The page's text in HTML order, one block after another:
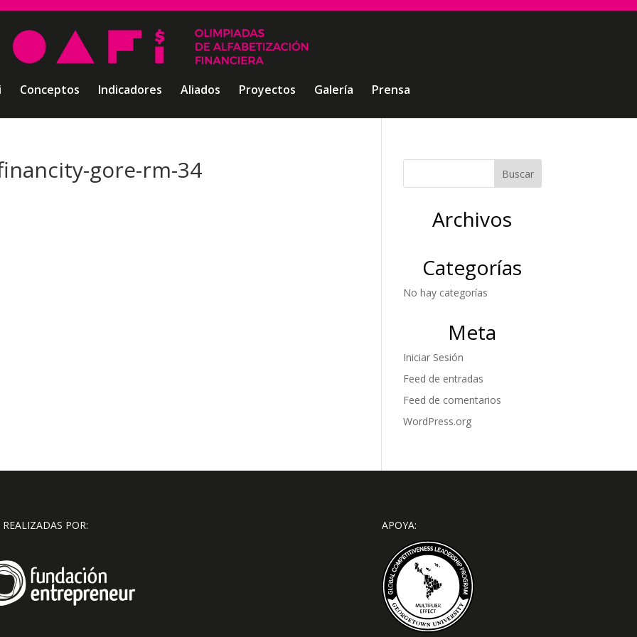
Conceptos Indicadores Aliados Proyectos Galería Prensa
gore-rm-34
Archivos
Categorías
No hay categorías
Meta
Iniciar Sesión
Feed de entradas
Feed de comentarios
WordPress.org
POR: APOYA: